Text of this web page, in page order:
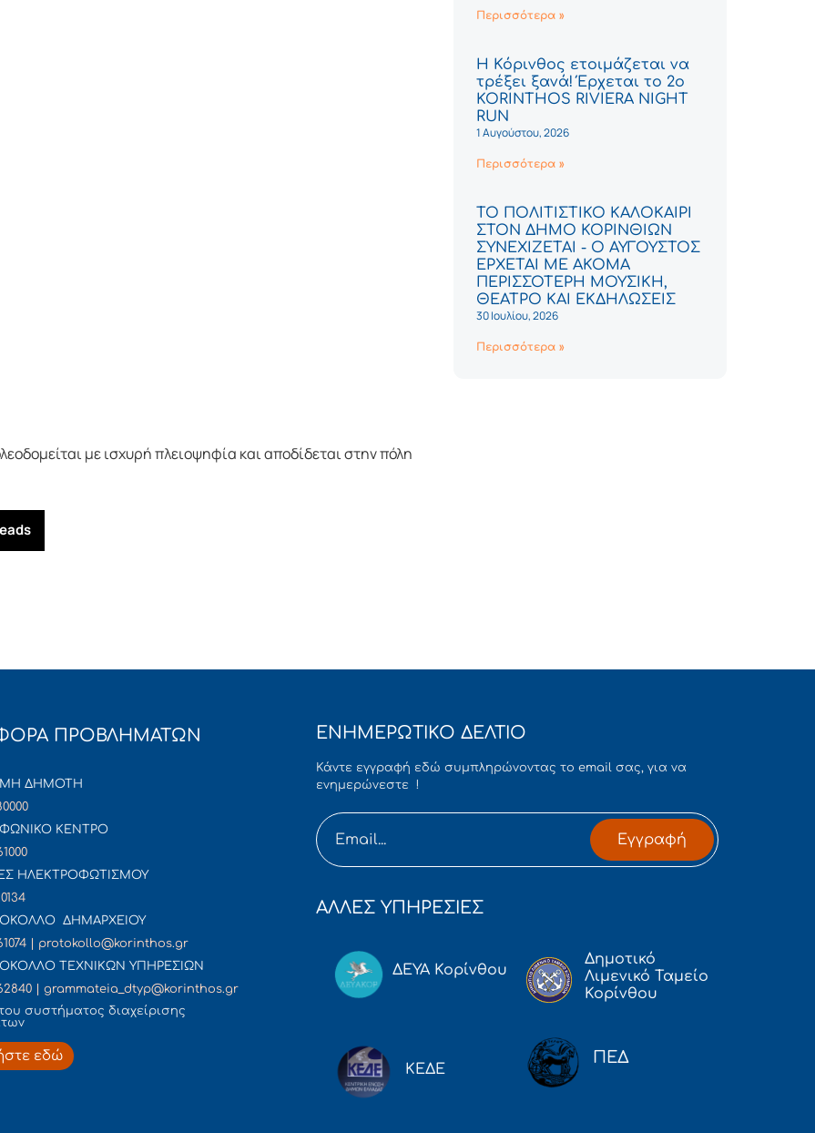
Περισσότερα »
Η Κόρινθος ετοιμάζεται να
τρέξει ξανά! Έρχεται το 2ο
KORINTHOS RIVIERA NIGHT
RUN
1 Αυγούστου, 2026
Περισσότερα »
ΤΟ ΠΟΛΙΤΙΣΤΙΚΟ ΚΑΛΟΚΑΙΡΙ
ΣΤΟΝ ΔΗΜΟ ΚΟΡΙΝΘΙΩΝ
ΣΥΝΕΧΙΖΕΤΑΙ - Ο ΑΥΓΟΥΣΤΟΣ
ΕΡΧΕΤΑΙ ΜΕ ΑΚΟΜΑ
ΠΕΡΙΣΣΟΤΕΡΗ ΜΟΥΣΙΚΗ,
ΘΕΑΤΡΟ ΚΑΙ ΕΚΔΗΛΩΣΕΙΣ
30 Ιουλίου, 2026
Περισσότερα »
με ισχυρή πλειοψηφία και αποδίδεται στην πόλη
ΠΡΟΒΛΗΜΑΤΩΝ
ΔΗΜΟΤΗ
ΚΕΝΤΡΟ
ΗΛΕΚΤΡΟΦΩΤΙΣΜΟΥ
ΔΗΜΑΡΧΕΙΟΥ
| protokollo@korinthos.gr
ΤΕΧΝΙΚΩΝ ΥΠΗΡΕΣΙΩΝ
| grammateia_dtyp@korinthos.gr
συστήματος διαχείρισης
εδώ
ΕΝΗΜΕΡΩΤΙΚΟ ΔΕΛΤΙΟ
Κάντε εγγραφή εδώ συμπληρώνοντας το email σας, για να
ενημερώνεστε !
Εγγραφή
ΑΛΛΕΣ ΥΠΗΡΕΣΙΕΣ
ΔΕΥΑ Κορίνθου
Δημοτικό
Λιμενικό Ταμείο
Κορίνθου
ΚΕΔΕ
ΠΕΔ